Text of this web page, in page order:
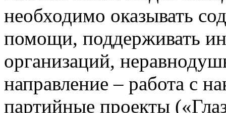
необходимо оказывать
помощи, поддерживать
организаций,
направление – работа с
партийные проекты